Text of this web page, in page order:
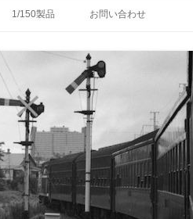
ン
ッ
プ
1/150製品 お問い合わせ